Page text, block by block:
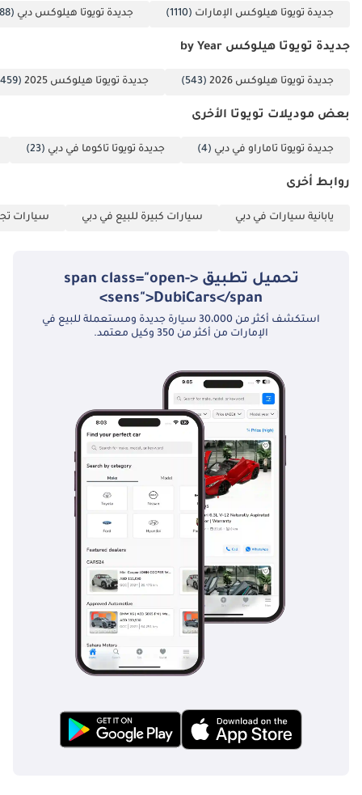
جديدة تويوتا هيلوكس الإمارات (1110) جديدة تويوتا هيلوكس دبي (1088)
جديدة تويوتا هيلوكس by Year
جديدة تويوتا هيلوكس 2026 (543) جديدة تويوتا هيلوكس 2025 (459)
بعض موديلات تويوتا الأخرى
جديدة تويوتا تاماراو في دبي (4) جديدة تويوتا تاكوما في دبي (23)
روابط أخرى
يابانية سيارات في دبي سيارات كبيرة للبيع في دبي سيارات
تحميل تطبيق <span class="open-
sens">DubiCars</span>
استكشف أكثر من 30،000 سيارة جديدة ومستعملة للبيع في
الإمارات من أكثر من 350 وكيل معتمد.
الأسطح الزلقة. يعمل الهيكل المُعزز كقفص حماية، بينما يمنح وضعية
المخاطر مُبكرًا. تُضفي ميزات السلامة السلبية، مثل مثبتات مقاعد
المتين لصندوق الشحن ثبات الأحمال الثقيلة. بالمقارنة مع العديد من
أكثر شمولًا تُلبي المعايير الدولية.
الخلاصة
الأمثل للمشترين في دول مجلس التعاون الخليجي الذين يُقدّرون المتانة
مواصفات موثوقية من بين أكثر الشاحنات متانةً في العالم، بلون فاخر وحالة
تم إنشاء هذه الإحصاءات بواسطة الذكاء الاصطناعي اعتماداً على بيانات
خبراء السوق. يُرجى دائماً فحص السيارة قبل الشراء.